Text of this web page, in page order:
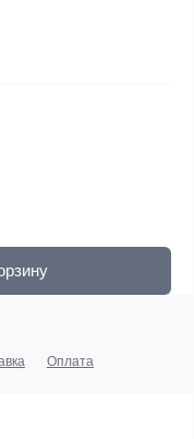
Оплата